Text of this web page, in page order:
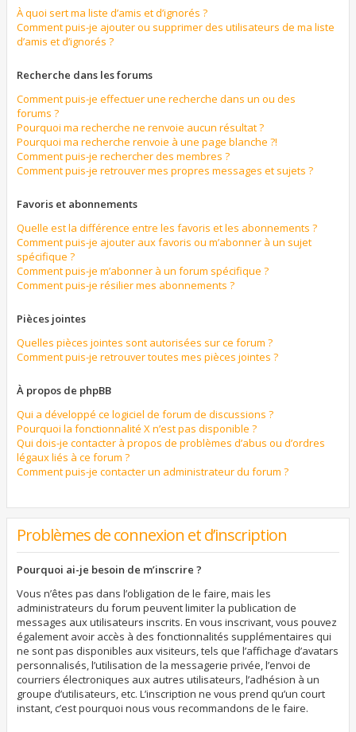
À quoi sert ma liste d’amis et d’ignorés ?
Comment puis-je ajouter ou supprimer des utilisateurs de ma liste
d’amis et d’ignorés ?
Recherche dans les forums
Comment puis-je effectuer une recherche dans un ou des
forums ?
Pourquoi ma recherche ne renvoie aucun résultat ?
Pourquoi ma recherche renvoie à une page blanche ?!
Comment puis-je rechercher des membres ?
Comment puis-je retrouver mes propres messages et sujets ?
Favoris et abonnements
Quelle est la différence entre les favoris et les abonnements ?
Comment puis-je ajouter aux favoris ou m’abonner à un sujet
spécifique ?
Comment puis-je m’abonner à un forum spécifique ?
Comment puis-je résilier mes abonnements ?
Pièces jointes
Quelles pièces jointes sont autorisées sur ce forum ?
Comment puis-je retrouver toutes mes pièces jointes ?
À propos de phpBB
Qui a développé ce logiciel de forum de discussions ?
Pourquoi la fonctionnalité X n’est pas disponible ?
Qui dois-je contacter à propos de problèmes d’abus ou d’ordres
légaux liés à ce forum ?
Comment puis-je contacter un administrateur du forum ?
Problèmes de connexion et d’inscription
Pourquoi ai-je besoin de m’inscrire ?
Vous n’êtes pas dans l’obligation de le faire, mais les
administrateurs du forum peuvent limiter la publication de
messages aux utilisateurs inscrits. En vous inscrivant, vous pouvez
également avoir accès à des fonctionnalités supplémentaires qui
ne sont pas disponibles aux visiteurs, tels que l’affichage d’avatars
personnalisés, l’utilisation de la messagerie privée, l’envoi de
courriers électroniques aux autres utilisateurs, l’adhésion à un
groupe d’utilisateurs, etc. L’inscription ne vous prend qu’un court
instant, c’est pourquoi nous vous recommandons de le faire.